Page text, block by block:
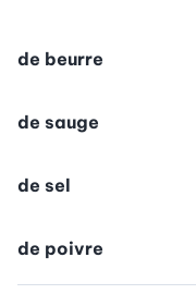
de beurre
de sauge
de sel
de poivre